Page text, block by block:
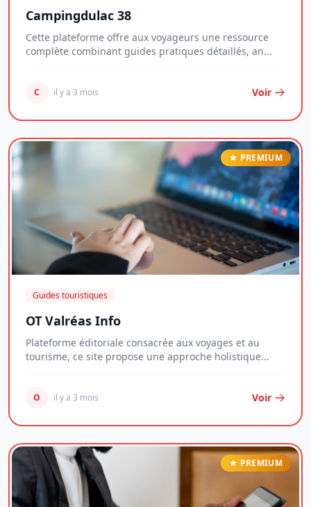
Campingdulac 38
Cette plateforme offre aux voyageurs une ressource
complète combinant guides pratiques détaillés, an...
C il y a 3 mois Voir
PREMIUM
Guides touristiques
OT Valréas Info
Plateforme éditoriale consacrée aux voyages et au
tourisme, ce site propose une approche holistique...
O il y a 3 mois Voir
PREMIUM